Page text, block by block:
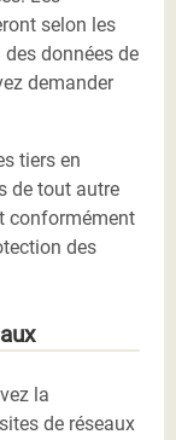
selon les
données de
demander
tiers en
de tout autre
conformément
des
la
de réseaux